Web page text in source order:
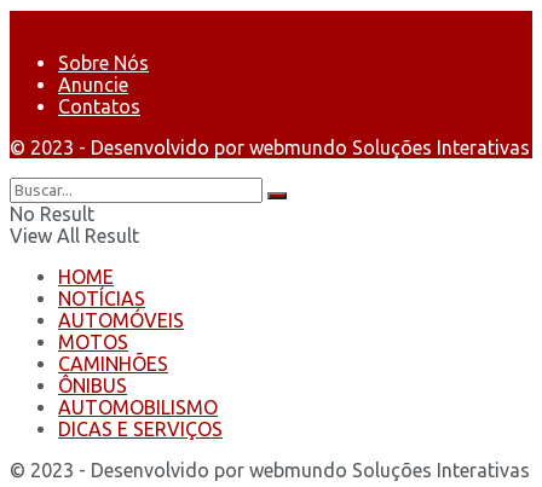
Sobre Nós
Anuncie
Contatos
© 2023 - Desenvolvido por webmundo Soluções Interativas
No Result
View All Result
HOME
NOTÍCIAS
AUTOMÓVEIS
MOTOS
CAMINHÕES
ÔNIBUS
AUTOMOBILISMO
DICAS E SERVIÇOS
© 2023 - Desenvolvido por webmundo Soluções Interativas